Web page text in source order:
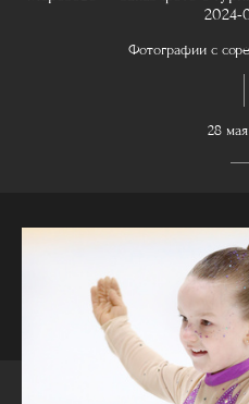
2024-
Фотографии с
28